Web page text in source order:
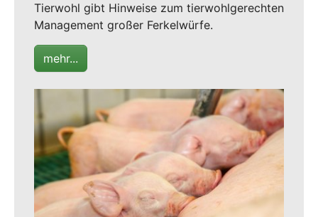
Show larger version
Tierwohl gibt Hinweise zum tierwohlgerechten
Management großer Ferkelwürfe.
mehr...